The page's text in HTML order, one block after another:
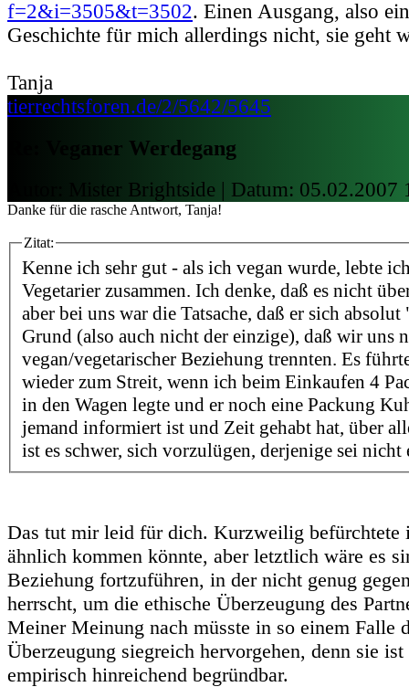
f=2&i=3505&t=3502. Einen Ausgang, also
Geschichte für mich allerdings nicht, sie geht
Tanja
tierrechtsforen.de/2/5642/5645
Re: Veganer Werdegang
Autor: Mister Brightside | Datum: 05.02.2007
Danke für die rasche Antwort, Tanja!
Zitat:
Kenne ich sehr gut - als ich vegan wurde, lebte
Vegetarier zusammen. Ich denke, daß es nicht
aber bei uns war die Tatsache, daß er sich
Grund (also auch nicht der einzige), daß wir uns
vegan/vegetarischer Beziehung trennten. Es
wieder zum Streit, wenn ich beim Einkaufen 4
in den Wagen legte und er noch eine Packung
jemand informiert ist und Zeit gehabt hat, über
ist es schwer, sich vorzulügen, derjenige sei nicht
Das tut mir leid für dich. Kurzweilig befürchtete
ähnlich kommen könnte, aber letztlich wäre es
Beziehung fortzuführen, in der nicht genug
herrscht, um die ethische Überzeugung des
Meiner Meinung nach müsste in so einem Falle
Überzeugung siegreich hervorgehen, denn sie
empirisch hinreichend begründbar.